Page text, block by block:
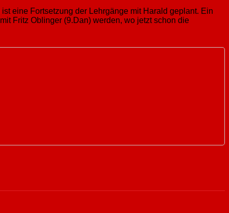
eine Fortsetzung der Lehrgänge mit Harald geplant. Ein
Fritz Oblinger (9.Dan) werden, wo jetzt schon die